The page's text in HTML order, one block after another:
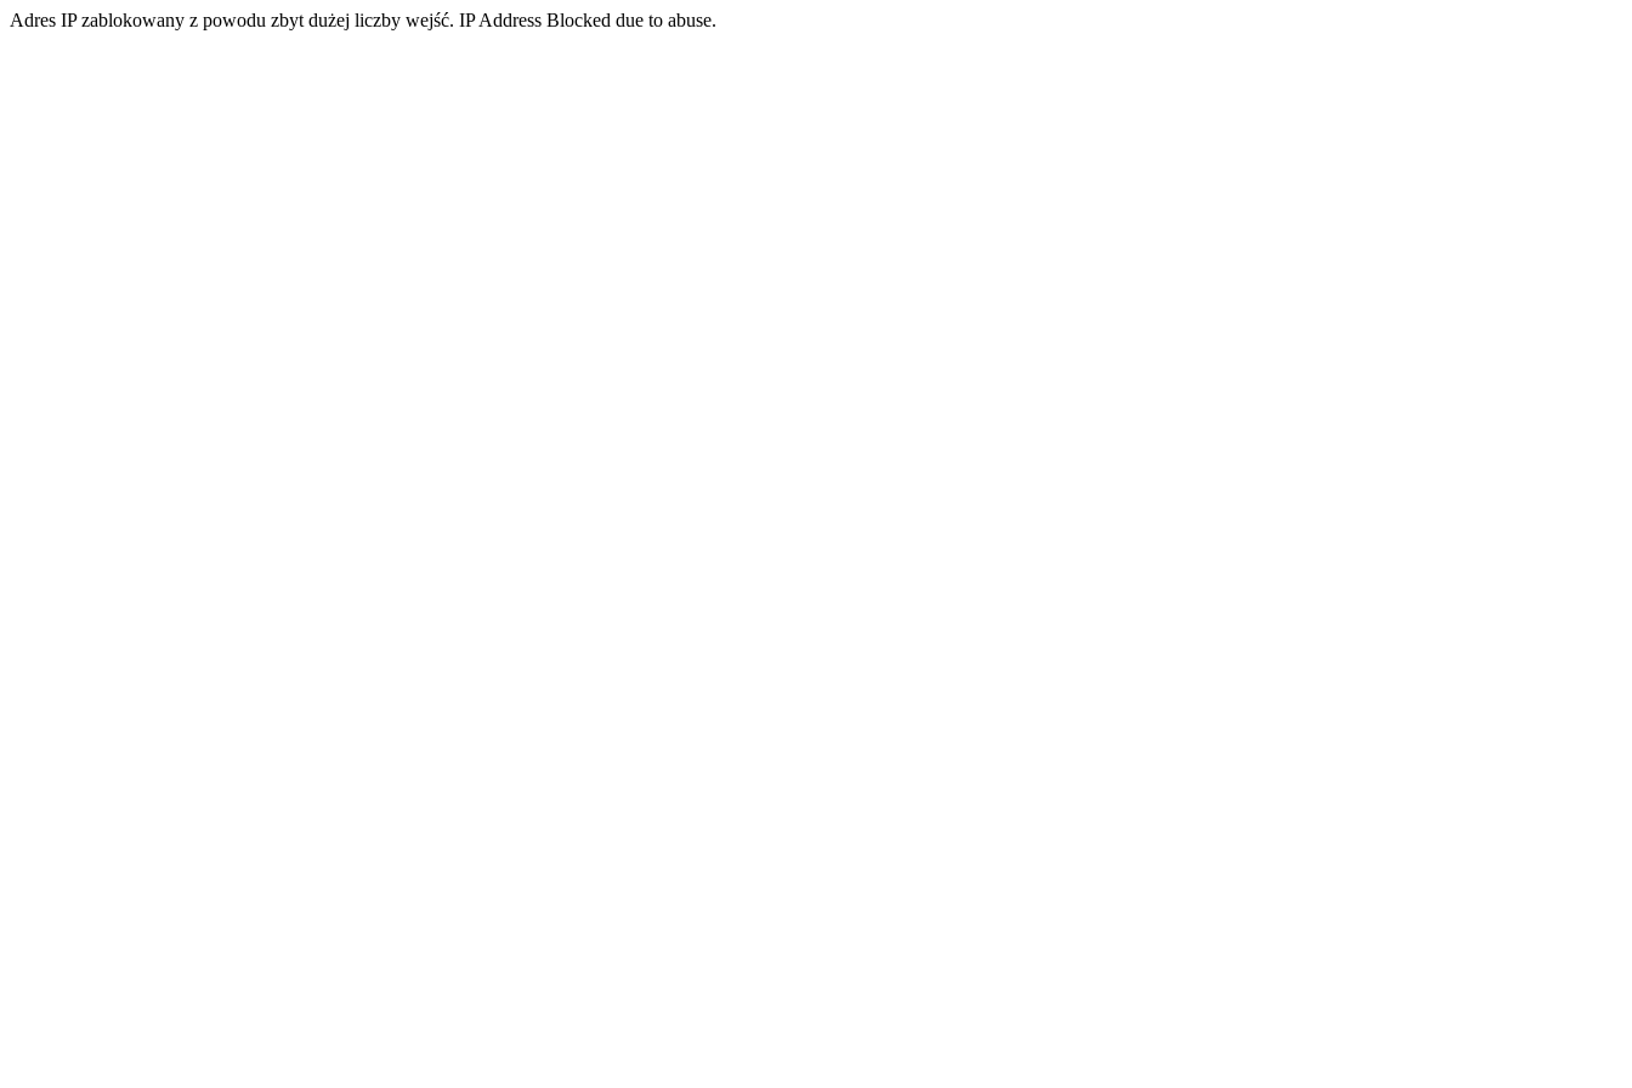
Adres IP zablokowany z powodu zbyt dużej liczby wejść. IP Address Blocked due to abuse.